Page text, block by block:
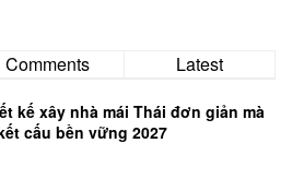
Comments Latest
kế xây nhà mái Thái đơn giản mà
cấu bền vững 2027